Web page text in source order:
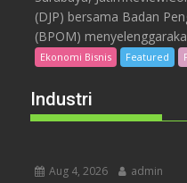
(DJP) bersama Badan
(BPOM)
Ekonomi Bisnis Featured
Industri
Aug 4, 2026 admin